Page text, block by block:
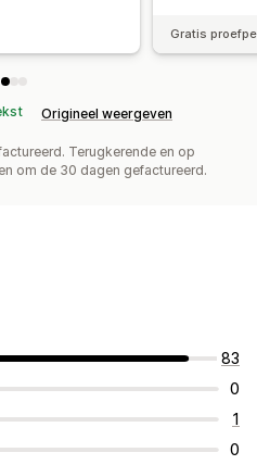
Gratis
Origineel weergeven
Terugkerende en op
om de 30 dagen gefactureerd.
83
0
1
0